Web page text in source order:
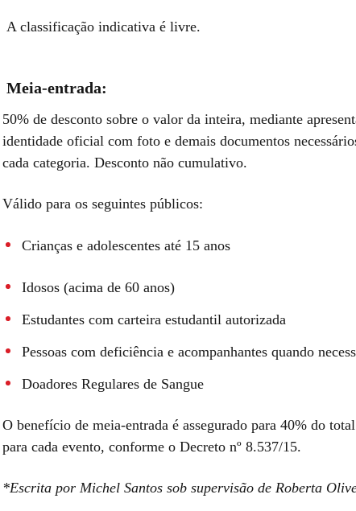
A classificação indicativa é livre.
Meia-entrada:
50% de desconto sobre o valor da inteira, mediante
identidade oficial com foto e demais documentos
cada categoria. Desconto não cumulativo.
Válido para os seguintes públicos:
Crianças e adolescentes até 15 anos
Idosos (acima de 60 anos)
Estudantes com carteira estudantil autorizada
Pessoas com deficiência e acompanhantes quando
Doadores Regulares de Sangue
O benefício de meia-entrada é assegurado para 40% do
para cada evento, conforme o Decreto nº 8.537/15.
*Escrita por Michel Santos sob supervisão de Roberta